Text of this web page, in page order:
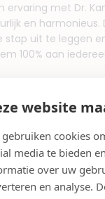
website
gebruiken cookies
media te bieden
over uw
en analyse.
ervaring met Dr.
en harmonieus.
uit te leggen
100% aan
in